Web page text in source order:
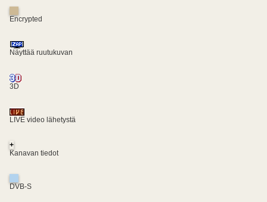
Encrypted
Näyttää ruutukuvan
3D
LIVE video lähetystä
+
Kanavan tiedot
DVB-S